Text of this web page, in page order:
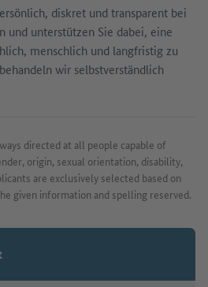
diskret und transparent bei
und unterstützen Sie dabei, eine
menschlich und langfristig zu
wir selbstverständlich
directed at all people capable of
origin, sexual orientation, disability,
are exclusively selected based on
given information and spelling reserved.